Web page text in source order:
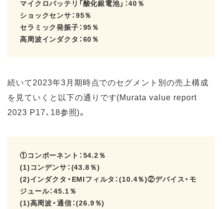
マイクロバッテリ「酸化銀電池」：40％
ショックセンサ：95％
セラミック発振子：95％
高周波インダクタ：60％
続いて2023年3月期時点でのセグメント別の売上構成
を見ていくと以下の通りです(Murata value report
2023 P17、18参照)。
①コンポーネント：54.2％
(1)コンデンサ：(43.8％)
(2)インダクタ・EMIフィルタ：(10.4％)②デバイス・モ
ジュール：45.1％
(1)高周波・通信：(26.9％)